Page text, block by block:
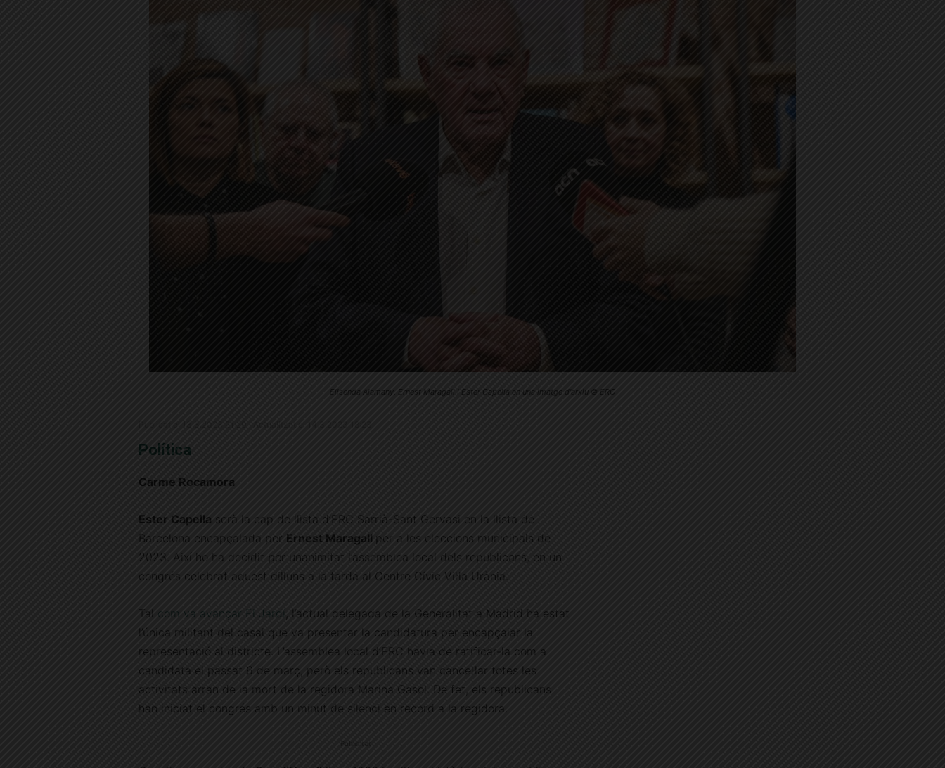
Elisenda Alamany, Ernest Maragall i Ester Capella en una imatge d'arxiu © ERC
Política
Carme Rocamora
Ester Capella serà la cap de llista d’ERC Sarrià-Sant Gervasi en la llista de
Barcelona encapçalada per Ernest Maragall per a les eleccions municipals de
2023. Així ho ha decidit per unanimitat l’assemblea local dels republicans, en un
congrés celebrat aquest dilluns a la tarda al Centre Cívic Vil·la Urània.
Tal com va avançar El Jardí, l’actual delegada de la Generalitat a Madrid ha estat
l’única militant del casal que va presentar la candidatura per encapçalar la
representació al districte. L’assemblea local d’ERC havia de ratificar-la com a
candidata el passat 6 de març, però els republicans van cancel·lar totes les
activitats arran de la mort de la regidora Marina Gasol. De fet, els republicans
han iniciat el congrés amb un minut de silenci en record a la regidora.
Publicitat